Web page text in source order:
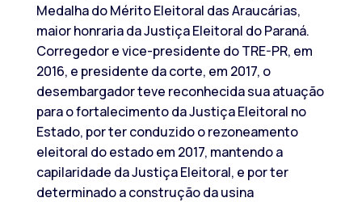
Medalha do Mérito Eleitoral das Araucárias,
maior honraria da Justiça Eleitoral do Paraná.
Corregedor e vice-presidente do TRE-PR, em
2016, e presidente da corte, em 2017, o
desembargador teve reconhecida sua atuação
para o fortalecimento da Justiça Eleitoral no
Estado, por ter conduzido o rezoneamento
eleitoral do estado em 2017, mantendo a
capilaridade da Justiça Eleitoral, e por ter
determinado a construção da usina